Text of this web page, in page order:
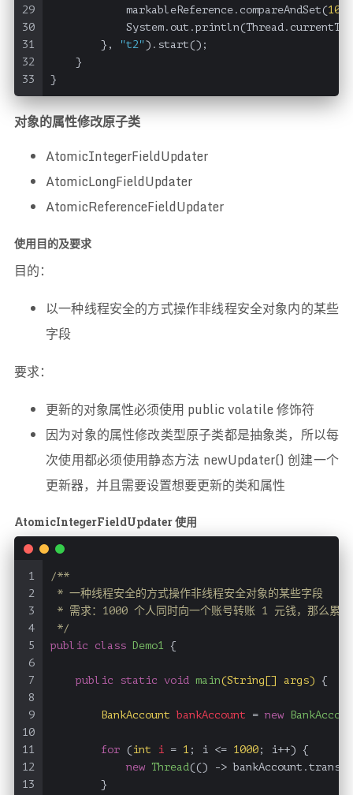
29
30
31
32
33
            markableReference.compareAndSet(
100
        },
"t2").start();
    }
}
对象的属性修改原子类
AtomicIntegerFieldUpdater
AtomicLongFieldUpdater
AtomicReferenceFieldUpdater
使用目的及要求
目的：
以一种线程安全的方式操作非线程安全对象内的某些
字段
要求：
更新的对象属性必须使用 public volatile 修饰符
因为对象的属性修改类型原子类都是抽象类，所以每
次使用都必须使用静态方法 newUpdater() 创建一个
更新器，并且需要设置想要更新的类和属性
AtomicIntegerFieldUpdater 使用
1
2
3
4
5
6
7
8
9
10
11
12
13
/**
* 一种线程安全的方式操作非线程安全对象的某些字段
* 需求：1000 个人同时向一个账号转账 1 元钱，那么
*/
public
class Demo1 {
public static void main(String[] args) {
BankAccount bankAccount = new
for ( int i = 1 ; i <= 1000 ; i++) {
new Thread(() ->
        }